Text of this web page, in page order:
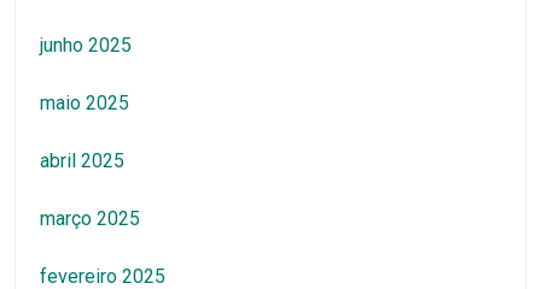
junho 2025
maio 2025
abril 2025
março 2025
fevereiro 2025